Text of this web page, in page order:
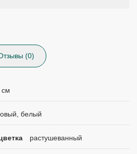
(0)
см
белый
растушеванный